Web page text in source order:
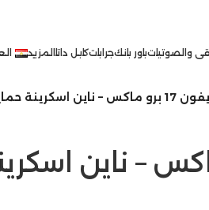
والصوتياتباور بانكجراباتكابل داتا المزيد
برو ماكس – ناين اسكرينة حماية بخصوصية
برو ماكس – ناين